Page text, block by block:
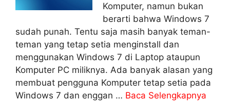
Komputer, namun bukan
berarti bahwa Windows 7
sudah punah. Tentu saja masih banyak teman-
teman yang tetap setia menginstall dan
menggunakan Windows 7 di Laptop ataupun
Komputer PC miliknya. Ada banyak alasan yang
membuat pengguna Komputer tetap setia pada
Windows 7 dan enggan … Baca Selengkapnya